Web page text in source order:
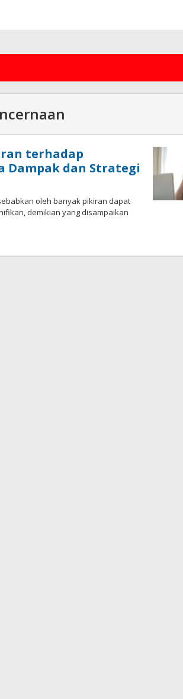
terhadap
Dampak dan Strategi
oleh banyak pikiran dapat
demikian yang disampaikan